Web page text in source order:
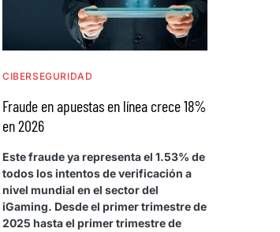
CIBERSEGURIDAD
Fraude en apuestas en línea crece 18%
en 2026
Este fraude ya representa el 1.53% de
todos los intentos de verificación a
nivel mundial en el sector del
iGaming. Desde el primer trimestre de
2025 hasta el primer trimestre de